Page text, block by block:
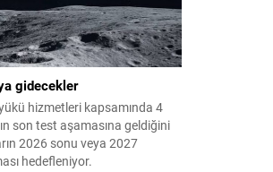
gidecekler
hizmetleri kapsamında 4
son test aşamasına geldiğini
2026 sonu veya 2027
hedefleniyor.